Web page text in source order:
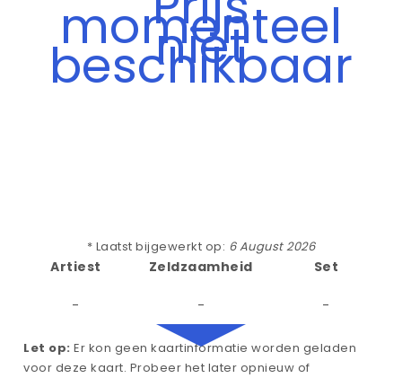
momenteel
niet
beschikbaar
* Laatst bijgewerkt op: 6 August 2026
Artiest
-
Zeldzaamheid
-
Set
-
Let op: Er kon geen kaartinformatie worden geladen
voor deze kaart. Probeer het later opnieuw of